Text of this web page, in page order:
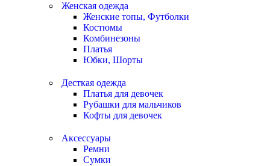
Женская одежда
Женские топы, Футболки
Костюмы
Комбинезоны
Платья
Юбки, Шорты
Десткая одежда
Платья для девочек
Рубашки для мальчиков
Кофты для девочек
Аксессуары
Ремни
Сумки